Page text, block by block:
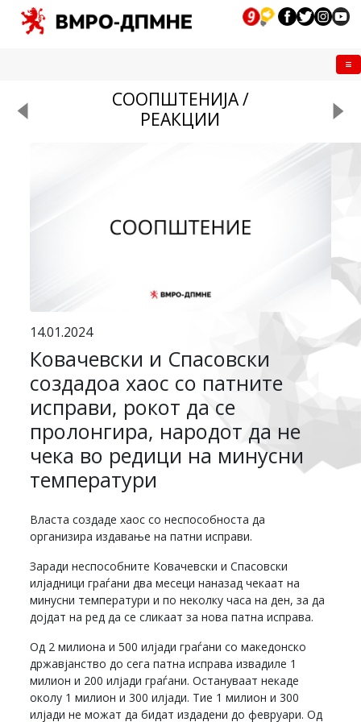
СООПШТЕНИЈА /
РЕАКЦИИ
14.01.2024
Ковачевски и Спасовски
создадоа хаос со патните
исправи, рокот да се
пролонгира, народот да не
чека во редици на минусни
температури
Власта создаде хаос со неспособноста да
организира издавање на патни исправи.
Заради неспособните Ковачевски и Спасовски
илјадници граѓани два месеци наназад чекаат на
минусни температури и по неколку часа на ден, за да
дојдат на ред да се сликаат за нова патна исправа.
Од 2 милиона и 500 илјади граѓани со македонско
државјанство до сега патна исправа извадиле 1
милион и 200 илјади граѓани. Остануваат некаде
околу 1 милион и 300 илјади. Тие 1 милион и 300
илјади не можат да бидат издадени до февруари. Од